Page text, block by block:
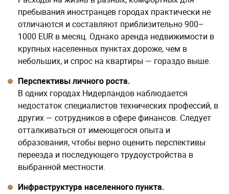
пребывания иностранцев городах практически не
отличаются и составляют приблизительно 900–
1000 EUR в месяц. Однако аренда недвижимости в
крупных населенных пунктах дороже, чем в
небольших, и спрос на квартиры — гораздо выше.
Перспективы личного роста.
В одних городах Нидерландов наблюдается
недостаток специалистов технических профессий, в
других — сотрудников в сфере финансов. Следует
отталкиваться от имеющегося опыта и
образования, чтобы верно оценить перспективы
переезда и последующего трудоустройства в
выбранной местности.
Инфраструктура населенного пункта.